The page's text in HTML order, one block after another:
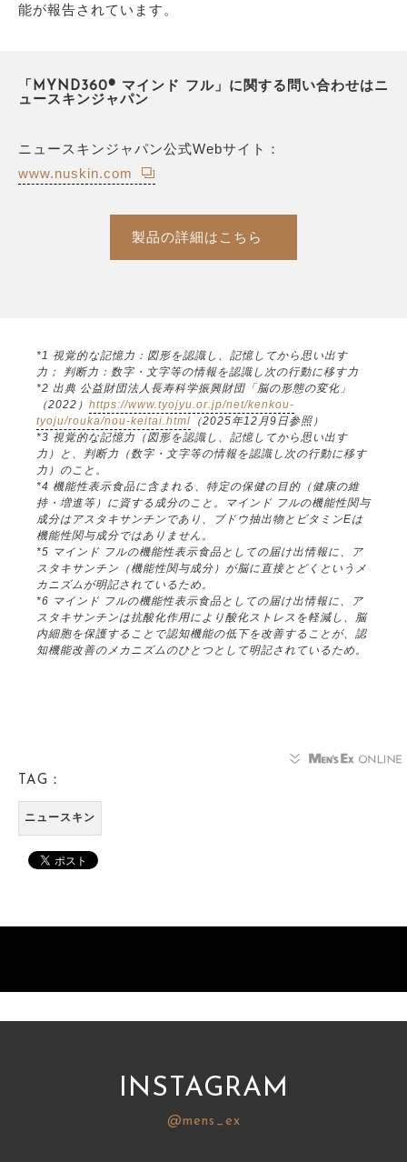
能が報告されています。
「MYND360® マインド フル」に関する問い合わせはニ
ュースキンジャパン
ニュースキンジャパン公式Webサイト：
www.nuskin.com
製品の詳細はこちら
*1 視覚的な記憶力：図形を認識し、記憶してから思い出す
力； 判断力：数字・文字等の情報を認識し次の行動に移す力
*2 出典 公益財団法人長寿科学振興財団「脳の形態の変化」
（2022） https://www.tyojyu.or.jp/net/kenkou-
tyoju/rouka/nou-keitai.html （2025年12月9日参照）
*3 視覚的な記憶力（図形を認識し、記憶してから思い出す
力）と、判断力（数字・文字等の情報を認識し次の行動に移す
力）のこと。
*4 機能性表示食品に含まれる、特定の保健の目的（健康の維
持・増進等）に資する成分のこと。マインド フルの機能性関与
成分はアスタキサンチンであり、ブドウ抽出物とビタミンEは
機能性関与成分ではありません。
*5 マインド フルの機能性表示食品としての届け出情報に、ア
スタキサンチン（機能性関与成分）が脳に直接とどくというメ
カニズムが明記されているため。
*6 マインド フルの機能性表示食品としての届け出情報に、ア
スタキサンチンは抗酸化作用により酸化ストレスを軽減し、脳
内細胞を保護することで認知機能の低下を改善することが、認
知機能改善のメカニズムのひとつとして明記されているため。
TAG：
ニュースキン
INSTAGRAM
@mens_ex